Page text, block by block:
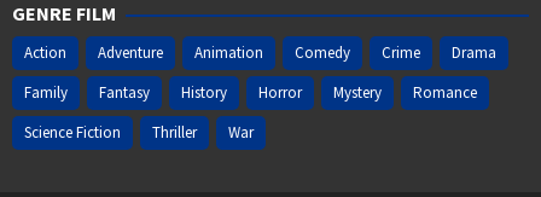
GENRE FILM
Action Adventure Animation Comedy Crime
Drama
Family
Fantasy History Horror Mystery
Romance
Science Fiction
Thriller War